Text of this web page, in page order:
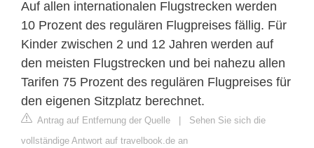
Auf allen internationalen Flugstrecken werden
10 Prozent des regulären Flugpreises fällig. Für
Kinder zwischen 2 und 12 Jahren werden auf
den meisten Flugstrecken und bei nahezu allen
Tarifen 75 Prozent des regulären Flugpreises für
den eigenen Sitzplatz berechnet.
Antrag auf Entfernung der Quelle
Sehen Sie sich die
vollständige Antwort auf travelbook.de an